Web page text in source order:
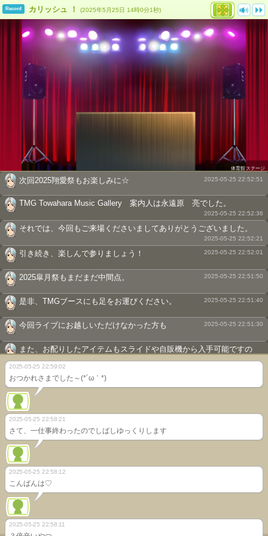
Record カリッシュ ！ (2025年5月25日 14時0分1秒)
体育館ステージ
次回2025翔愛祭もお楽しみに☆ 2025-05-25 22:52:51
TMG Towahara Music Gallery 案内人は永遠原 亮でした。
2025-05-25 22:52:36
それでは、今回もご来場くださいましてありがとうございました。
2025-05-25 22:52:21
引き続き、楽しんで参りましょう！ 2025-05-25 22:52:01
2025皐月祭もまだまだ中間点。 2025-05-25 22:51:50
是非、TMGブースにも足をお運びください。 2025-05-25 22:51:40
今回ライブにお越しいただけなかった方も 2025-05-25 22:51:30
また、お配りしたアイテムもスライドや自販機から入手可能ですの
で、
TMGブースでは、ご意見・ご感想の掲示板を用意しています。
2025-05-25 22:51:05
永遠原へ問い合わせて頂ければお答えできると思います。
ご利用に関して不明な点があれば掲示板等を通して
カバーなどしていただけると大変に嬉しいです。
また、キャラフレ内でのイベントでの使用や
自室・部室等で流れる音楽として設定することもできます。
プレーヤの音楽は 2025-05-25 22:50:10
2025-05-25 22:59:02
おつかれさまでした～(*´ω｀*)
2025-05-25 22:58:21
さて、一仕事終わったのでしばしゆっくりします
2025-05-25 22:58:12
こんばんは♡
2025-05-25 22:58:11